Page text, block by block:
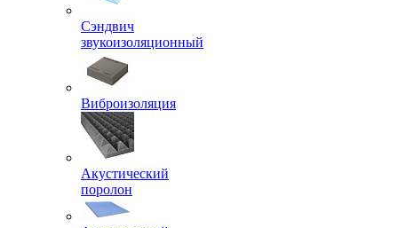
Сэндвич
звукоизоляционный
Виброизоляция
Акустический
поролон